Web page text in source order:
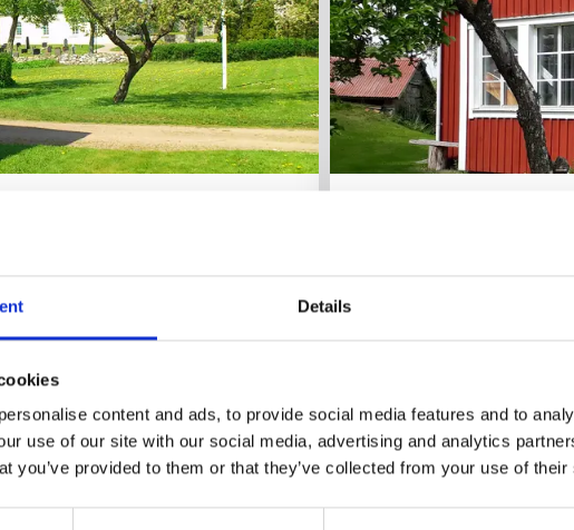
Details
content and ads, to provide social media features and to
use of our site with our social media, advertising and analytics
you’ve provided to them or that they’ve collected from your use of
Gudhem